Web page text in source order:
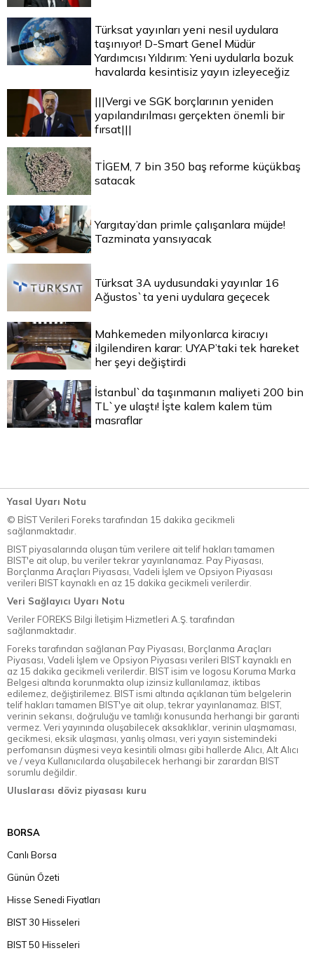
Türksat yayınları yeni nesil uydulara
taşınıyor! D-Smart Genel Müdür
Yardımcısı Yıldırım: Yeni uydularla bozuk
havalarda kesintisiz yayın izleyeceğiz
|||Vergi ve SGK borçlarının yeniden
yapılandırılması gerçekten önemli bir
fırsat|||
TİGEM, 7 bin 350 baş reforme küçükbaş
satacak
Yargıtay’dan primle çalışanlara müjde!
Tazminata yansıyacak
Türksat 3A uydusundaki yayınlar 16
Ağustos`ta yeni uydulara geçecek
Mahkemeden milyonlarca kiracıyı
ilgilendiren karar: UYAP’taki tek hareket
her şeyi değiştirdi
İstanbul`da taşınmanın maliyeti 200 bin
TL`ye ulaştı! İşte kalem kalem tüm
masraflar
Yasal Uyarı Notu
© BİST Verileri Foreks tarafından 15 dakika gecikmeli
sağlanmaktadır.
BIST piyasalarında oluşan tüm verilere ait telif hakları tamamen
BIST'e ait olup, bu veriler tekrar yayınlanamaz. Pay Piyasası,
Borçlanma Araçları Piyasası, Vadeli İşlem ve Opsiyon Piyasası
verileri BIST kaynaklı en az 15 dakika gecikmeli verilerdir.
Veri Sağlayıcı Uyarı Notu
Veriler FOREKS Bilgi İletişim Hizmetleri A.Ş. tarafından
sağlanmaktadır.
Foreks tarafından sağlanan Pay Piyasası, Borçlanma Araçları
Piyasası, Vadeli İşlem ve Opsiyon Piyasası verileri BIST kaynaklı en
az 15 dakika gecikmeli verilerdir. BIST isim ve logosu Koruma Marka
Belgesi altında korunmakta olup izinsiz kullanılamaz, iktibas
edilemez, değiştirilemez. BIST ismi altında açıklanan tüm belgelerin
telif hakları tamamen BIST'ye ait olup, tekrar yayınlanamaz. BIST,
verinin sekansı, doğruluğu ve tamlığı konusunda herhangi bir garanti
vermez. Veri yayınında oluşabilecek aksaklıklar, verinin ulaşmaması,
gecikmesi, eksik ulaşması, yanlış olması, veri yayın sistemindeki
perfomansın düşmesi veya kesintili olması gibi hallerde Alıcı, Alt Alıcı
ve / veya Kullanıcılarda oluşabilecek herhangi bir zarardan BIST
sorumlu değildir.
Uluslarası döviz piyasası kuru
BORSA
Canlı Borsa
Günün Özeti
Hisse Senedi Fiyatları
BIST 30 Hisseleri
BIST 50 Hisseleri